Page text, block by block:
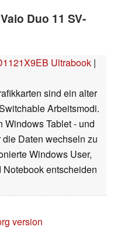
Duo 11 SV-
Ultrabook |
sind ein alter
Arbeitsmodi.
Windows Tablet - und
Daten wechseln zu
Windows User,
entscheiden
version